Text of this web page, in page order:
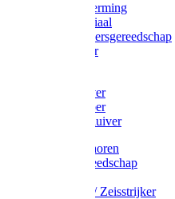
Kniebescherming
Afzetmateriaal
Stratenmakersgereedschap
Straathamer
Mestschuiver
Mestschraper
Sneeuwschuiver
Zeis toebehoren
Baggergereedschap
Wetstenen / Zeisstrijker